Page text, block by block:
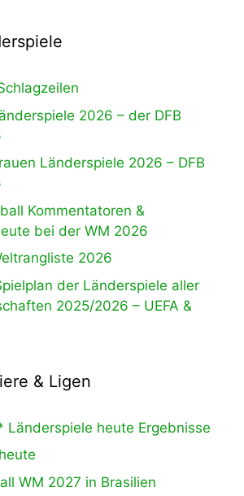
2026 – der DFB
Länderspiele 2026 – DFB
Kommentatoren &
bei der WM 2026
2026
der Länderspiele aller
2025/2026 – UEFA &
& Ligen
Länderspiele heute Ergebnisse
WM 2027 in Brasilien